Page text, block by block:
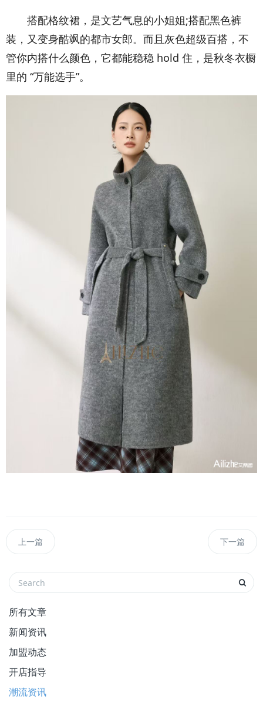
搭配格纹裙，是文艺气息的小姐姐;搭配黑色裤
装，又变身酷飒的都市女郎。而且灰色超级百搭，不
管你内搭什么颜色，它都能稳稳 hold 住，是秋冬衣橱
里的 “万能选手”。
上一篇 下一篇
所有文章
新闻资讯
加盟动态
开店指导
潮流资讯